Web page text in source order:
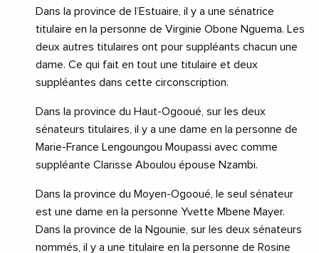
Dans la province de l’Estuaire, il y a une sénatrice
titulaire en la personne de Virginie Obone Nguema. Les
deux autres titulaires ont pour suppléants chacun une
dame. Ce qui fait en tout une titulaire et deux
suppléantes dans cette circonscription.
Dans la province du Haut-Ogooué, sur les deux
sénateurs titulaires, il y a une dame en la personne de
Marie-France Lengoungou Moupassi avec comme
suppléante Clarisse Aboulou épouse Nzambi.
Dans la province du Moyen-Ogooué, le seul sénateur
est une dame en la personne Yvette Mbene Mayer.
Dans la province de la Ngounie, sur les deux sénateurs
nommés, il y a une titulaire en la personne de Rosine